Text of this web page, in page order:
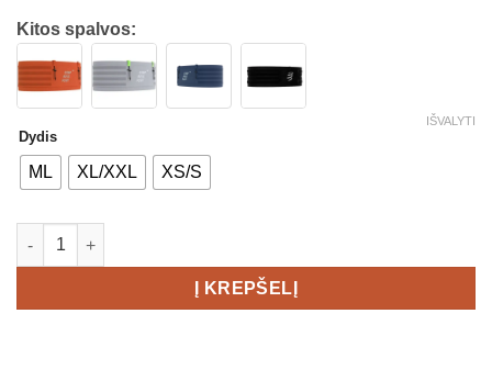
Kitos spalvos:
Dydis
ML XL/XXL XS/S
IŠVALYTI
produkto kiekis: Compressport Free Belt PRO diržas
Į KREPŠELĮ